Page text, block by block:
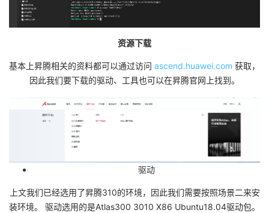
资源下载
基本上昇腾相关的资料都可以通过访问 ascend.huawei.com 获取，
因此我们要下载的驱动、工具也可以在昇腾官网上找到。
驱动
上文我们已经选用了昇腾310的环境，因此我们需要按照场景二来安
装环境。 驱动选用的是Atlas300 3010 X86 Ubuntu18.04驱动包。